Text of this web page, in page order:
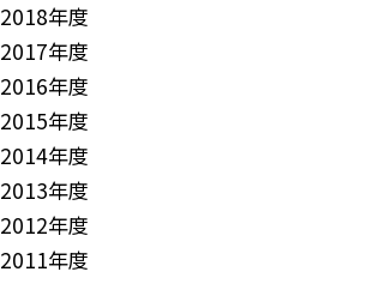
2018年度
2017年度
2016年度
2015年度
2014年度
2013年度
2012年度
2011年度